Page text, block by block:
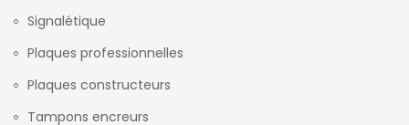
Signalétique
Plaques professionnelles
Plaques constructeurs
Tampons encreurs